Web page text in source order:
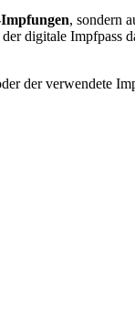
, sondern
digitale Impfpass
der verwendete